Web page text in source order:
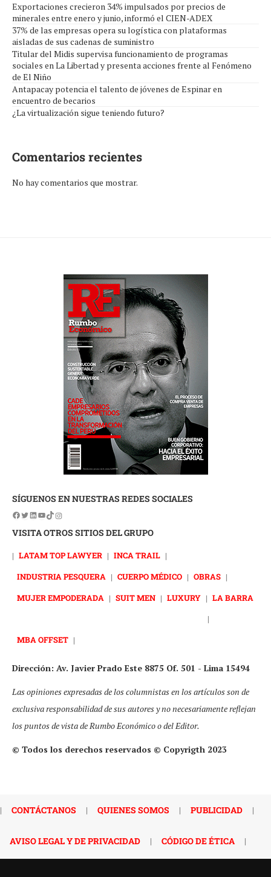
Exportaciones crecieron 34% impulsados por precios de
minerales entre enero y junio, informó el CIEN-ADEX
37% de las empresas opera su logística con plataformas
aisladas de sus cadenas de suministro
Titular del Midis supervisa funcionamiento de programas
sociales en La Libertad y presenta acciones frente al Fenómeno
de El Niño
Antapacay potencia el talento de jóvenes de Espinar en
encuentro de becarios
¿La virtualización sigue teniendo futuro?
Comentarios recientes
No hay comentarios que mostrar.
SÍGUENOS EN NUESTRAS REDES SOCIALES
VISITA OTROS SITIOS DEL GRUPO
| LATAM TOP LAWYER | INCA TRAIL |
INDUSTRIA PESQUERA | CUERPO MÉDICO | OBRAS |
MUJER EMPODERADA | SUIT MEN | LUXURY | LA BARRA
|
MBA OFFSET |
Dirección: Av. Javier Prado Este 8875 Of. 501 - Lima 15494
Las opiniones expresadas de los columnistas en los artículos son de
exclusiva responsabilidad de sus autores y no necesariamente reflejan
los puntos de vista de Rumbo Económico o del Editor.
© Todos los derechos reservados © Copyrigth 2023
| CONTÁCTANOS | QUIENES SOMOS | PUBLICIDAD |
AVISO LEGAL Y DE PRIVACIDAD | CÓDIGO DE ÉTICA |